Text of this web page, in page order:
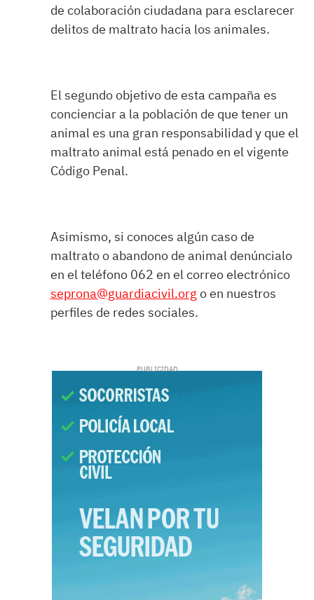
de colaboración ciudadana para esclarecer
delitos de maltrato hacia los animales.
El segundo objetivo de esta campaña es
concienciar a la población de que tener un
animal es una gran responsabilidad y que el
maltrato animal está penado en el vigente
Código Penal.
Asimismo, si conoces algún caso de
maltrato o abandono de animal denúncialo
en el teléfono 062 en el correo electrónico
seprona@guardiacivil.org o en nuestros
perfiles de redes sociales.